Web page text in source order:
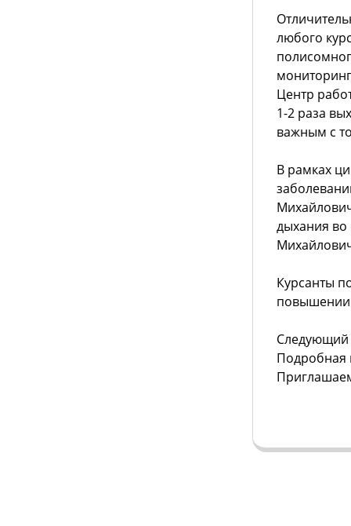
любого
Центр
1-2 раза
важным с
В рамках
дыхания
Курсанты
повышении
Следующий
Подробная